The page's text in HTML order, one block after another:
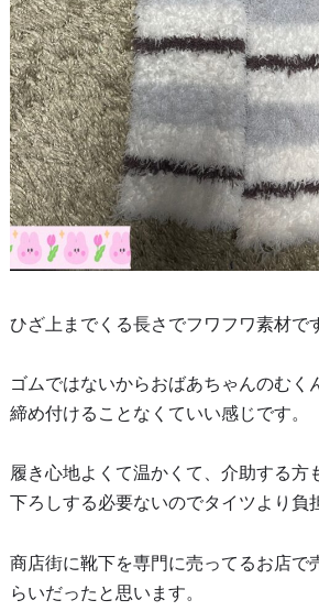
ひざ上までくる長さでフワフワ素材で
ゴムではないからおばあちゃんのむく
締め付けることなくていい感じです。
履き心地よくて温かくて、介助する方
下ろしする必要ないのでタイツより負
商店街に靴下を専門に売ってるお店で
らいだったと思います。